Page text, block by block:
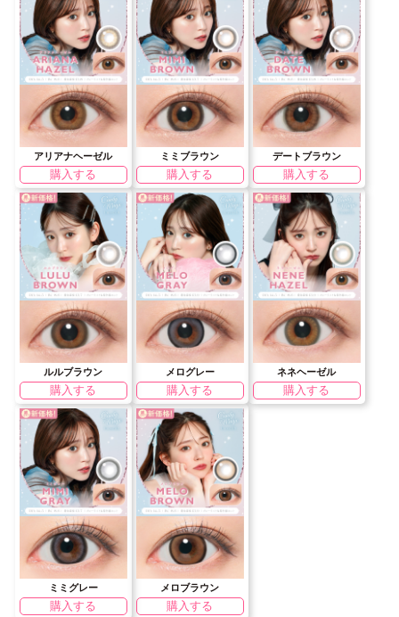
アリアナヘーゼル
購入する
ミミブラウン
購入する
デートブラウン
購入する
ルルブラウン
購入する
メログレー
購入する
ネネヘーゼル
購入する
ミミグレー
購入する
メロブラウン
購入する